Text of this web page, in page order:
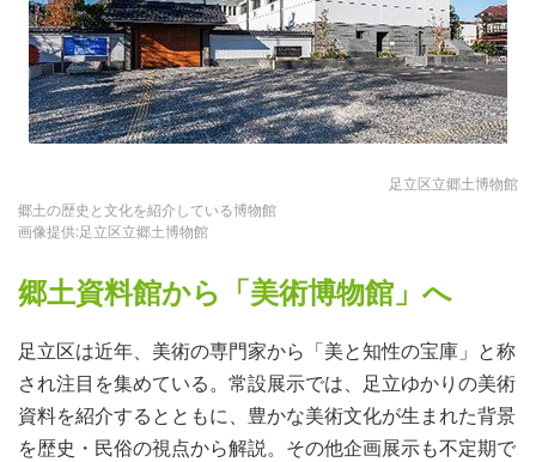
足立区立郷土博物館
郷土の歴史と文化を紹介している博物館
画像提供:足立区立郷土博物館
郷土資料館から「美術博物館」へ
足立区は近年、美術の専門家から「美と知性の宝庫」と称
され注目を集めている。常設展示では、足立ゆかりの美術
資料を紹介するとともに、豊かな美術文化が生まれた背景
を歴史・民俗の視点から解説。その他企画展示も不定期で